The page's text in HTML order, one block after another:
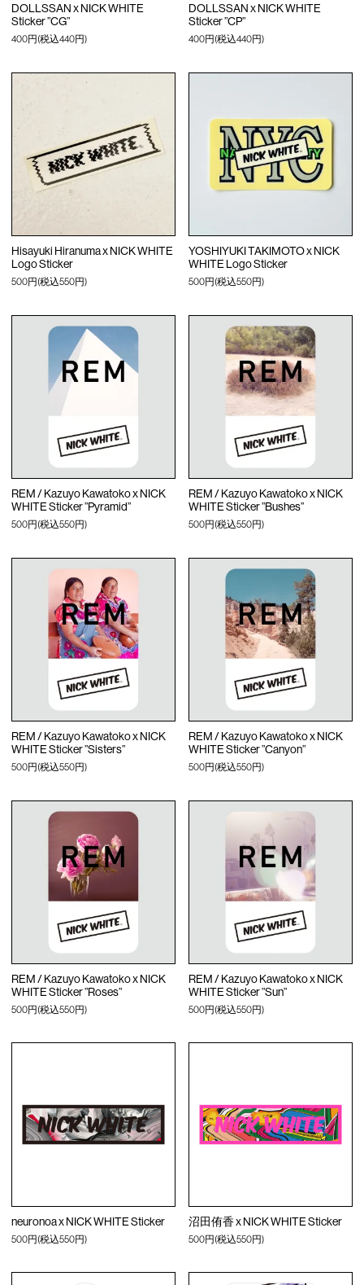
DOLLSSAN x NICK WHITE
Sticker ”CG”
400円(税込440円)
DOLLSSAN x NICK WHITE
Sticker ”CP”
400円(税込440円)
Hisayuki Hiranuma x NICK WHITE
Logo Sticker
500円(税込550円)
YOSHIYUKI TAKIMOTO x NICK
WHITE Logo Sticker
500円(税込550円)
REM / Kazuyo Kawatoko x NICK
WHITE Sticker ”Pyramid”
500円(税込550円)
REM / Kazuyo Kawatoko x NICK
WHITE Sticker ”Bushes”
500円(税込550円)
REM / Kazuyo Kawatoko x NICK
WHITE Sticker ”Sisters”
500円(税込550円)
REM / Kazuyo Kawatoko x NICK
WHITE Sticker ”Canyon”
500円(税込550円)
REM / Kazuyo Kawatoko x NICK
WHITE Sticker ”Roses”
500円(税込550円)
REM / Kazuyo Kawatoko x NICK
WHITE Sticker ”Sun”
500円(税込550円)
neuronoa x NICK WHITE Sticker
500円(税込550円)
沼田侑香 x NICK WHITE Sticker
500円(税込550円)